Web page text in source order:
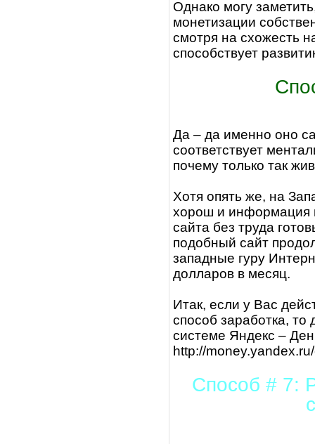
Однако могу
монетизации
смотря на схожесть
способствует
Да – да именно оно
соответствует
почему только так
Хотя опять же, на
хорош и информация
сайта без труда
подобный сайт
западные гуру
долларов в месяц.
Итак, если у Вас
способ заработка, то
системе Яндекс –
http://
Способ # 7: